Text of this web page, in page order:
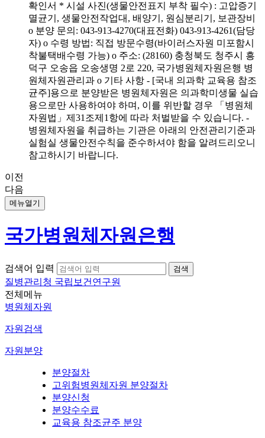
확인서 * 시설 사진(생물안전표지 부착 필수) : 고압증기
멸균기, 생물안전작업대, 배양기, 원심분리기, 보관장비
o 분양 문의: 043-913-4270(대표전화) 043-913-4261(담당
자) o 수령 방법: 직접 방문수령(바이러스자원 미포함시
착불택배수령 가능) o 주소: (28160) 충청북도 청주시 흥
덕구 오송읍 오송생명 2로 220, 국가병원체자원은행 병
원체자원관리과 o 기타 사항 - [국내 의과학 교육용 참조
균주]용으로 분양받은 병원체자원은 의과학미생물 실습
용으로만 사용하여야 하며, 이를 위반할 경우 「병원체
자원법」제31조제1항에 따라 처벌받을 수 있습니다. -
병원체자원을 취급하는 기관은 아래의 안전관리기준과
실험실 생물안전수칙을 준수하셔야 함을 알려드리오니
참고하시기 바랍니다.
이전
다음
메뉴열기
국가병원체자원은행
검색어 입력
질병관리청 국립보건연구원
전체메뉴
병원체자원
자원검색
자원분양
분양절차
고위험병원체자원 분양절차
분양신청
분양수수료
교육용 참조균주 분양